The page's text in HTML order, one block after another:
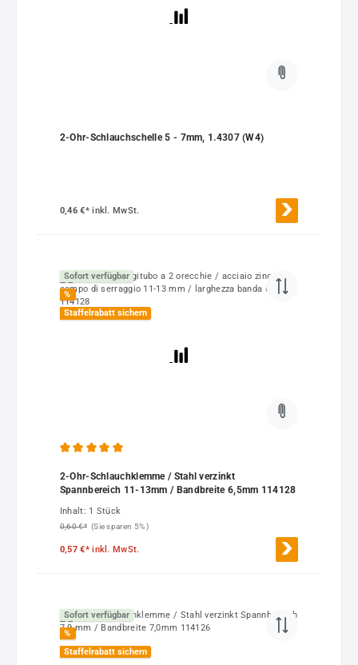
2-Ohr-Schlauchschelle 5 - 7mm, 1.4307 (W4)
0,46 €*inkl. MwSt.
Sofort verfügbar
%
Staffelrabatt sichern
2-Ohr-Schlauchklemme / Stahl verzinkt
Spannbereich 11-13mm / Bandbreite 6,5mm 114128
Inhalt: 1 Stück
0,60 €* (Sie sparen 5% )
0,57 €*inkl. MwSt.
Sofort verfügbar
%
Staffelrabatt sichern